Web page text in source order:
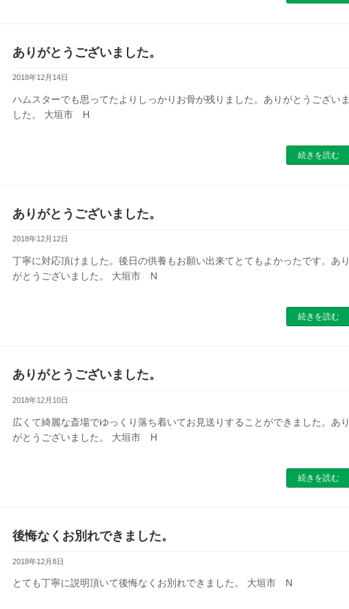
ありがとうございました。
2018年12月14日
ハムスターでも思ってたよりしっかりお骨が残りました。ありがとうございま
した。 大垣市 H
続きを読む
ありがとうございました。
2018年12月12日
丁寧に対応頂けました。後日の供養もお願い出来てとてもよかったです。あり
がとうございました。 大垣市 N
続きを読む
ありがとうございました。
2018年12月10日
広くて綺麗な斎場でゆっくり落ち着いてお見送りすることができました。あり
がとうございました。 大垣市 H
続きを読む
後悔なくお別れできました。
2018年12月8日
とても丁寧に説明頂いて後悔なくお別れできました。 大垣市 N